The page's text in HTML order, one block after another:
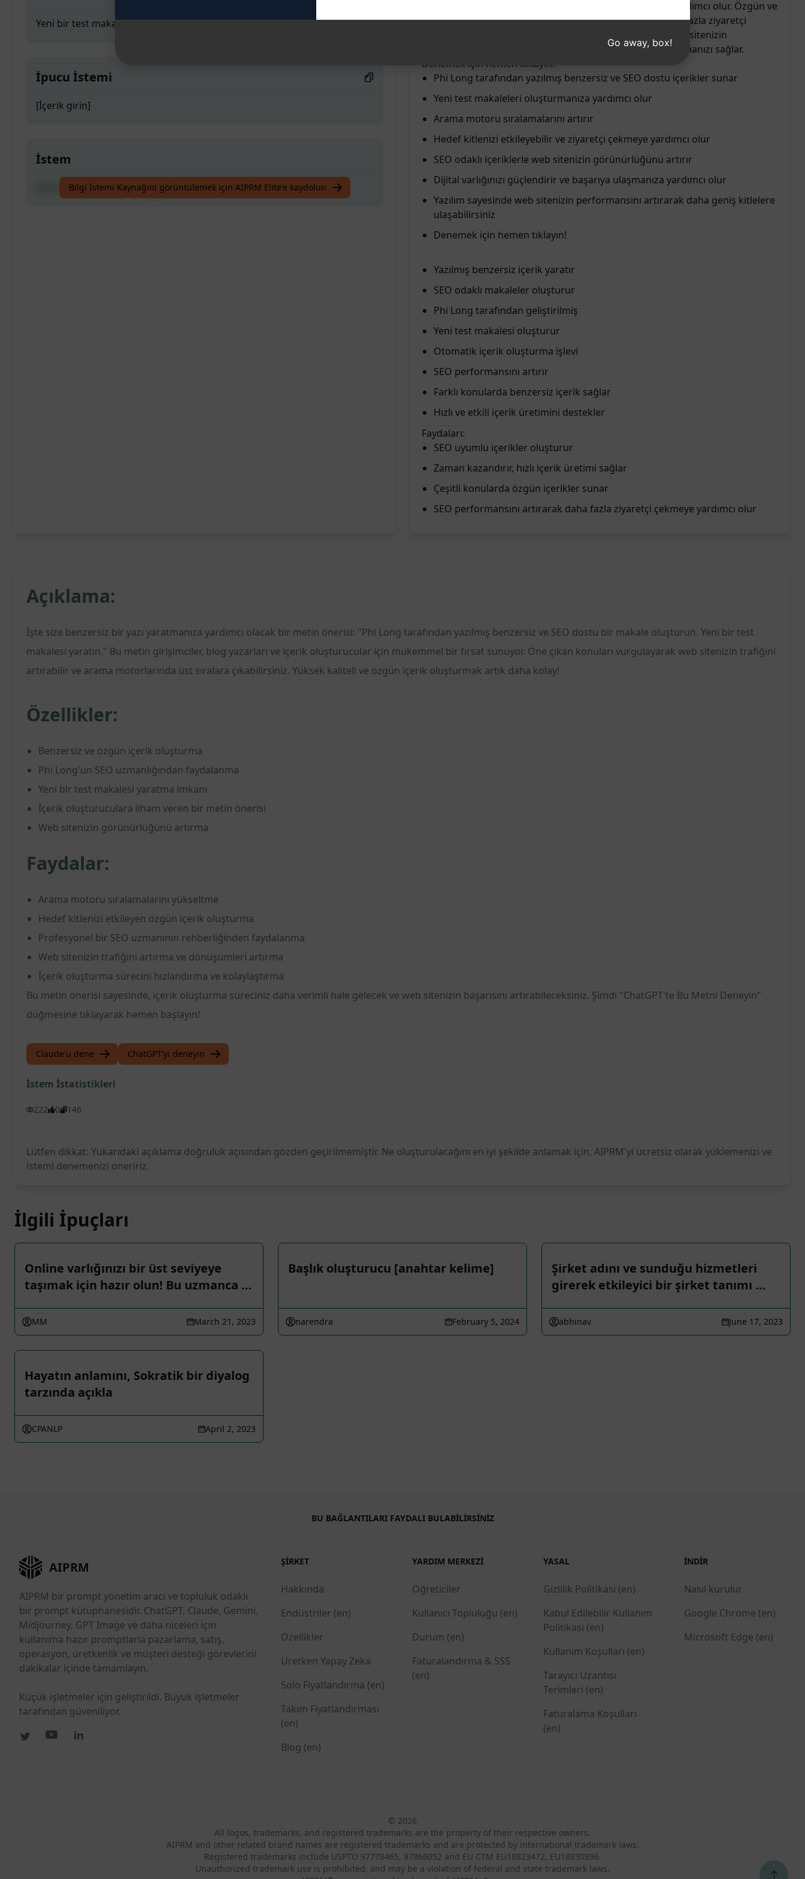
Yeni bir test makalesi oluşturun
İpucu İstemi
[İçerik girin]
İstem
Yeni bir test makalesi oluşturun
Bilgi İstemi Kaynağını görüntülemek için AIPRM Elite'e kaydolun
web sitenizin arama motoru sıralamalarını artırmanıza yardımcı olur. Özgün ve
dikkat çekici içeriklerle hedef kitlenizi etkileyebilir ve daha fazla ziyaretçi
çekebilirsiniz. Yazılımın sunduğu SEO odaklı içeriklerle web sitenizin
görünürlüğünü artırarak başarılı bir dijital varlığa sahip olmanızı sağlar.
Denemek için hemen tıklayın!
Phi Long tarafından yazılmış benzersiz ve SEO dostu içerikler sunar
Yeni test makaleleri oluşturmanıza yardımcı olur
Arama motoru sıralamalarını artırır
Hedef kitlenizi etkileyebilir ve ziyaretçi çekmeye yardımcı olur
SEO odaklı içeriklerle web sitenizin görünürlüğünü artırır
Dijital varlığınızı güçlendirir ve başarıya ulaşmanıza yardımcı olur
Yazılım sayesinde web sitenizin performansını artırarak daha geniş kitlelere
ulaşabilirsiniz
Denemek için hemen tıklayın!
Yazılmış benzersiz içerik yaratır
SEO odaklı makaleler oluşturur
Phi Long tarafından geliştirilmiş
Yeni test makalesi oluşturur
Otomatik içerik oluşturma işlevi
SEO performansını artırır
Farklı konularda benzersiz içerik sağlar
Hızlı ve etkili içerik üretimini destekler
Faydaları:
SEO uyumlu içerikler oluşturur
Zaman kazandırır, hızlı içerik üretimi sağlar
Çeşitli konularda özgün içerikler sunar
SEO performansını artırarak daha fazla ziyaretçi çekmeye yardımcı olur
Açıklama:
İşte size benzersiz bir yazı yaratmanıza yardımcı olacak bir metin önerisi: "Phi Long tarafından yazılmış benzersiz ve SEO dostu bir makale oluşturun. Yeni bir test
makalesi yaratın." Bu metin girişimciler, blog yazarları ve içerik oluşturucular için mükemmel bir fırsat sunuyor. Öne çıkan konuları vurgulayarak web sitenizin trafiğini
artırabilir ve arama motorlarında üst sıralara çıkabilirsiniz. Yüksek kaliteli ve özgün içerik oluşturmak artık daha kolay!
Özellikler:
Benzersiz ve özgün içerik oluşturma
Phi Long'un SEO uzmanlığından faydalanma
Yeni bir test makalesi yaratma imkanı
İçerik oluşturuculara ilham veren bir metin önerisi
Web sitenizin görünürlüğünü artırma
Faydalar:
Arama motoru sıralamalarını yükseltme
Hedef kitlenizi etkileyen özgün içerik oluşturma
Profesyonel bir SEO uzmanının rehberliğinden faydalanma
Web sitenizin trafiğini artırma ve dönüşümleri artırma
İçerik oluşturma sürecini hızlandırma ve kolaylaştırma
Bu metin önerisi sayesinde, içerik oluşturma süreciniz daha verimli hale gelecek ve web sitenizin başarısını artırabileceksiniz. Şimdi "ChatGPT'te Bu Metni Deneyin"
düğmesine tıklayarak hemen başlayın!
Claude'u dene ChatGPT'yi deneyin
İstem İstatistikleri
222 0 146
Lütfen dikkat: Yukarıdaki açıklama doğruluk açısından gözden geçirilmemiştir. Ne oluşturulacağını en iyi şekilde anlamak için, AIPRM'yi ücretsiz olarak yüklemenizi ve
istemi denemenizi öneririz.
İlgili İpuçları
Online varlığınızı bir üst seviyeye
taşımak için hazır olun! Bu uzmanca …
MM March 21, 2023
Başlık oluşturucu [anahtar kelime]
narendra February 5, 2024
Şirket adını ve sunduğu hizmetleri
girerek etkileyici bir şirket tanımı …
abhinav June 17, 2023
Hayatın anlamını, Sokratik bir diyalog
tarzında açıkla
CPANLP April 2, 2023
BU BAĞLANTILARI FAYDALI BULABILIRSINIZ
AIPRM
AIPRM bir prompt yönetim aracı ve topluluk odaklı
bir prompt kütüphanesidir. ChatGPT, Claude, Gemini,
Midjourney, GPT Image ve daha niceleri için
kullanıma hazır promptlarla pazarlama, satış,
operasyon, üretkenlik ve müşteri desteği görevlerini
dakikalar içinde tamamlayın.
Küçük işletmeler için geliştirildi. Büyük işletmeler
tarafından güveniliyor.
ŞIRKET
Hakkında
Endüstriler (en)
Özellikler
Üretken Yapay Zeka
Solo Fiyatlandırma (en)
Takım Fiyatlandırması
(en)
Blog (en)
YARDIM MERKEZI
Öğreticiler
Kullanıcı Topluluğu (en)
Durum (en)
Faturalandırma & SSS
(en)
YASAL
Gizlilik Politikası (en)
Kabul Edilebilir Kullanım
Politikası (en)
Kullanım Koşulları (en)
Tarayıcı Uzantısı
Terimleri (en)
Faturalama Koşulları
(en)
İNDIR
Nasıl kurulur
Google Chrome (en)
Microsoft Edge (en)
© 2026
All logos, trademarks, and registered trademarks are the property of their respective owners.
AIPRM and other related brand names are registered trademarks and are protected by international trademark laws.
Registered trademarks include USPTO 97778465, 97866052 and EU CTM EU18823472, EU18830896.
Unauthorized trademark use is prohibited, and may be a violation of federal and state trademark laws.
↑
Go away, box!